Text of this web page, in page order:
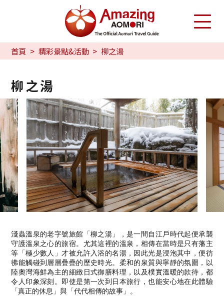
首頁 精彩景點&活動 柳之湯
柳之湯
淺蟲溫泉的老字號旅館「柳之湯」，是一間自江戶時代起便承襲
守護溫泉之心的旅宿。尤其這裡的溫泉，相傳在當時是只有藩主
等「極少數人」才被允許入浴的名湯，因此光是浸泡其中，便彷
彿能觸碰到層層疊疊的歷史時光。柔和的泉質與寧靜的氛圍，以
陸奧灣海鮮為主的細緻日式御膳料理，以及樸實溫暖的款待，都
令人印象深刻。即使是第一次到日本旅行，也能安心地在此體驗
「真正的休息」與「代代相傳的故事」。